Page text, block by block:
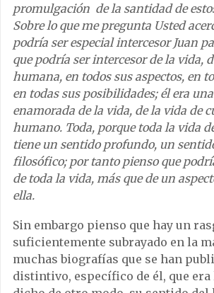
promulgación de la santidad de
Sobre lo que me pregunta Usted
podría ser especial intercesor Juan
que podría ser intercesor de la vida,
humana, en todos sus aspectos, en
en todas sus posibilidades; él era
enamorada de la vida, de la vida de
humano. Toda, porque toda la vida
tiene un sentido profundo, un
filosófico; por tanto pienso que
de toda la vida, más que de un
ella.
Sin embargo pienso que hay un
suficientemente subrayado en la
muchas biografías que se han
distintivo, específico de él, que era